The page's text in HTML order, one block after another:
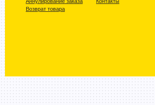
Возврат товара